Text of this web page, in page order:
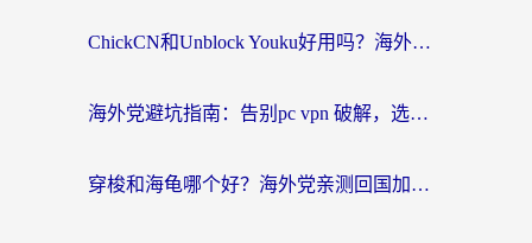
ChickCN和Unblock Youku好用吗？海外党亲测3款回国加速器，附iOS免费选择指南
海外党避坑指南：告别pc vpn 破解，选对回国加速器轻松访问国内资源
穿梭和海龟哪个好？海外党亲测回国加速器，附电脑免费VPN推荐